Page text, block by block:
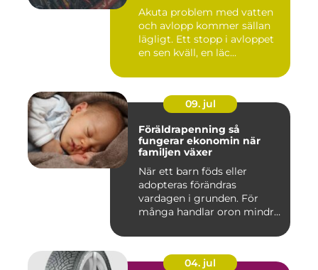
Akuta problem med vatten
och avlopp kommer sällan
lägligt. Ett stopp i avloppet
en sen kväll, en läc...
09. jul
Föräldrapenning så
fungerar ekonomin när
familjen växer
När ett barn föds eller
adopteras förändras
vardagen i grunden. För
många handlar oron mindre
04. jul